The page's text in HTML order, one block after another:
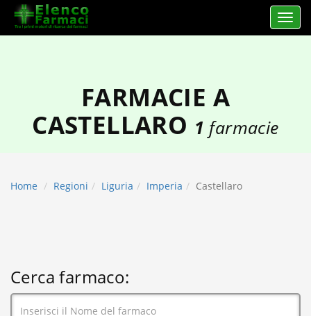
Apri
elencofarmaci.it
FARMACIE A
CASTELLARO 1 farmacie
Home Regioni Liguria Imperia Castellaro
Cerca farmaco: